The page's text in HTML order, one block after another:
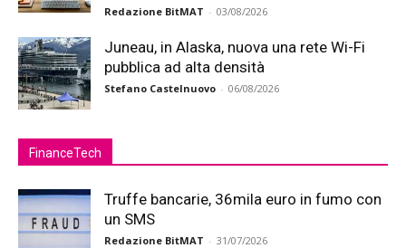
Redazione BitMAT - 03/08/2026
Juneau, in Alaska, nuova una rete Wi-Fi
pubblica ad alta densità
Stefano Castelnuovo - 06/08/2026
FinanceTech
Truffe bancarie, 36mila euro in fumo con
un SMS
Redazione BitMAT - 31/07/2026